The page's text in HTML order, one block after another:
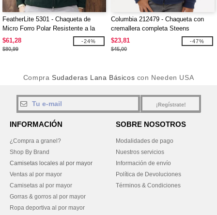
FeatherLite 5301 - Chaqueta de
Micro Forro Polar Resistente a la
Humedad
$61,28
$80,99
-24%
Columbia 212479 - Chaqueta con
cremallera completa Steens
Mountain™ II para jóvenes
$23,81
$45,00
-47%
Compra Sudaderas Lana Básicos con Needen USA
¡Regístrate!
INFORMACIÓN
¿Compra a granel?
Shop By Brand
Camisetas locales al por mayor
Ventas al por mayor
Camisetas al por mayor
Gorras & gorros al por mayor
Ropa deportiva al por mayor
SOBRE NOSOTROS
Modalidades de pago
Nuestros servicios
Información de envío
Política de Devoluciones
Términos & Condiciones